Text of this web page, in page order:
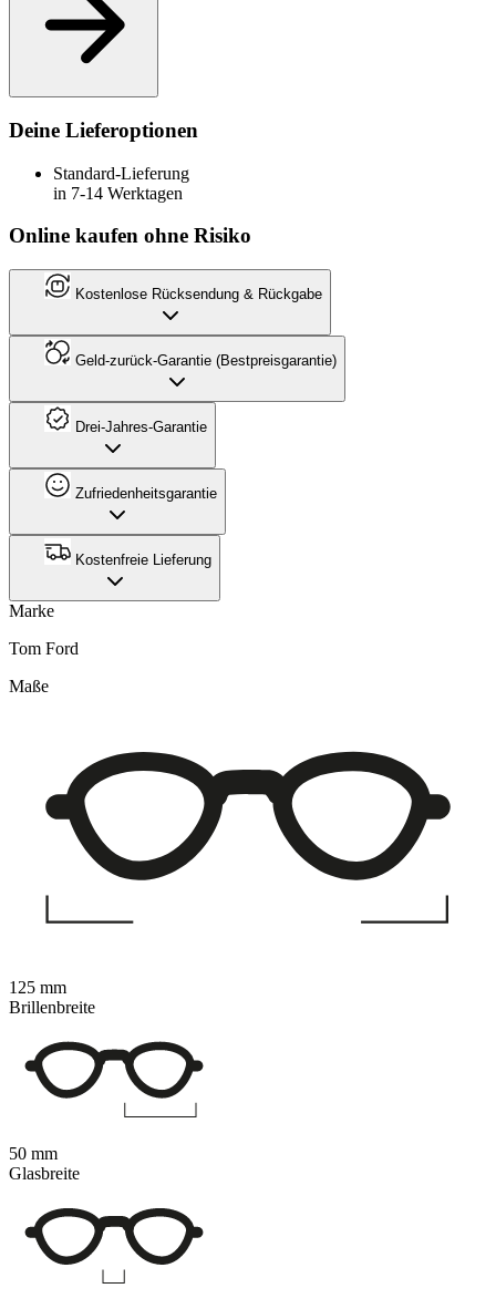
Deine Lieferoptionen
Standard-Lieferung
in 7-14 Werktagen
Online kaufen ohne Risiko
Kostenlose Rücksendung & Rückgabe
Geld-zurück-Garantie (Bestpreisgarantie)
Drei-Jahres-Garantie
Zufriedenheitsgarantie
Kostenfreie Lieferung
Marke
Tom Ford
Maße
125 mm
Brillenbreite
50 mm
Glasbreite